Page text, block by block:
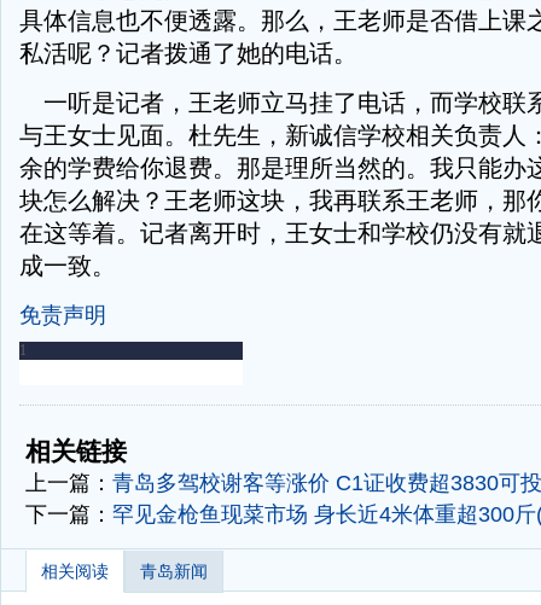
具体信息也不便透露。那么，王老师是否借上课
私活呢？记者拨通了她的电话。
一听是记者，王老师立马挂了电话，而学校联
与王女士见面。杜先生，新诚信学校相关负责人
余的学费给你退费。那是理所当然的。我只能办
块怎么解决？王老师这块，我再联系王老师，那
在这等着。记者离开时，王女士和学校仍没有就
成一致。
免责声明
-
相关链接
上一篇： 青岛多驾校谢客等涨价 C1证收费超3830可
下一篇： 罕见金枪鱼现菜市场 身长近4米体重超300斤
相关阅读 青岛新闻